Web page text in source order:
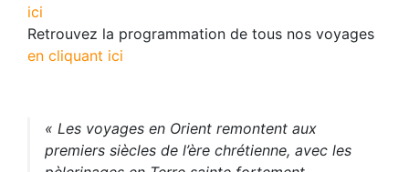
ici
Retrouvez la programmation de tous nos voyages
en cliquant ici
« Les voyages en Orient remontent aux
premiers siècles de l’ère chrétienne, avec les